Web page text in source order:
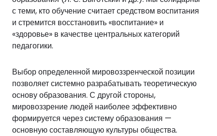
с теми, кто обучение считает средством воспитания
и стремится восстановить «воспитание» и
«здоровье» в качестве центральных категорий
педагогики.
Выбор определенной мировоззренческой позиции
позволяет системно разрабатывать теоретическую
основу образования. С другой стороны,
мировоззрение людей наиболее эффективно
формируется через систему образования —
основную составляющую культуры общества.